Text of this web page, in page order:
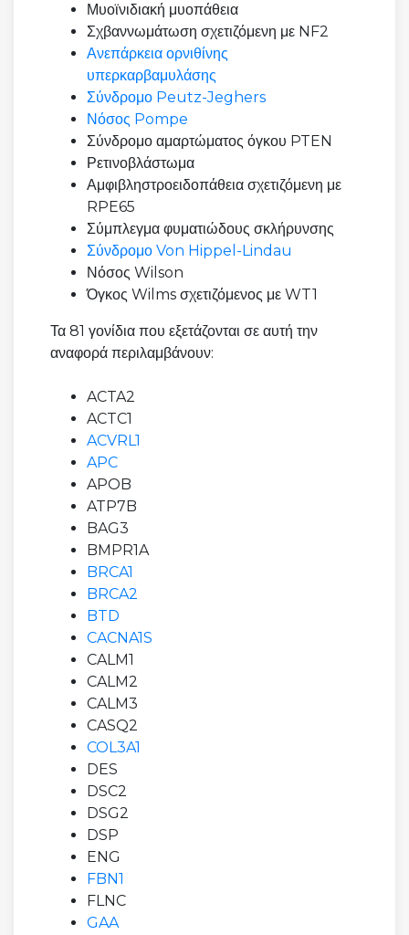
Μυοϊνιδιακή μυοπάθεια
Σχβαννωμάτωση σχετιζόμενη με NF2
Ανεπάρκεια ορνιθίνης
υπερκαρβαμυλάσης
Σύνδρομο Peutz-Jeghers
Νόσος Pompe
Σύνδρομο αμαρτώματος όγκου PTEN
Ρετινοβλάστωμα
Αμφιβληστροειδοπάθεια σχετιζόμενη με
RPE65
Σύμπλεγμα φυματιώδους σκλήρυνσης
Σύνδρομο Von Hippel-Lindau
Νόσος Wilson
Όγκος Wilms σχετιζόμενος με WT1
Τα 81 γονίδια που εξετάζονται σε αυτή την
αναφορά περιλαμβάνουν:
ACTA2
ACTC1
ACVRL1
APC
APOB
ATP7B
BAG3
BMPR1A
BRCA1
BRCA2
BTD
CACNA1S
CALM1
CALM2
CALM3
CASQ2
COL3A1
DES
DSC2
DSG2
DSP
ENG
FBN1
FLNC
GAA